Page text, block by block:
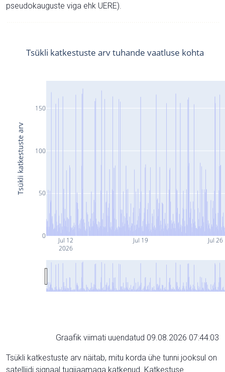
pseudokauguste viga ehk UERE).
Jul 12
2026
Jul 19 Jul 26
0
50
100
150
Tsükli katkestuste arv tuhande vaatluse kohta
Tsükli katkestuste arv
Graafik viimati uuendatud 09.08.2026 07:44:03
Tsükli katkestuste arv näitab, mitu korda ühe tunni jooksul on
satelliidi signaal tugijaamaga katkenud. Katkestuse